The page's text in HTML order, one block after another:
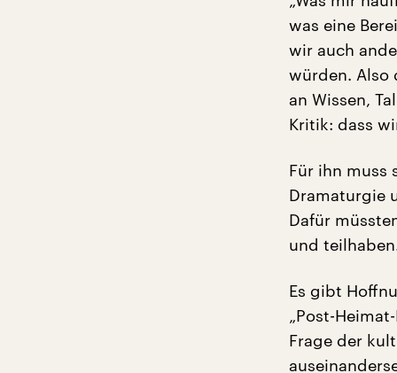
was eine
wir auch
würden. Also
an Wissen,
Kritik: dass
Für ihn muss
Dramaturgie
Dafür
und
Es gibt
„Post-
Frage der